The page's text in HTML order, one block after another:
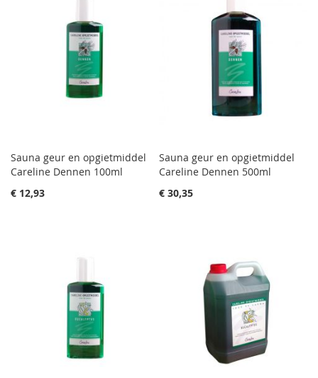
Sauna geur en opgietmiddel
Careline Dennen 100ml
€ 12,93
Sauna geur en opgietmiddel
Careline Dennen 500ml
€ 30,35